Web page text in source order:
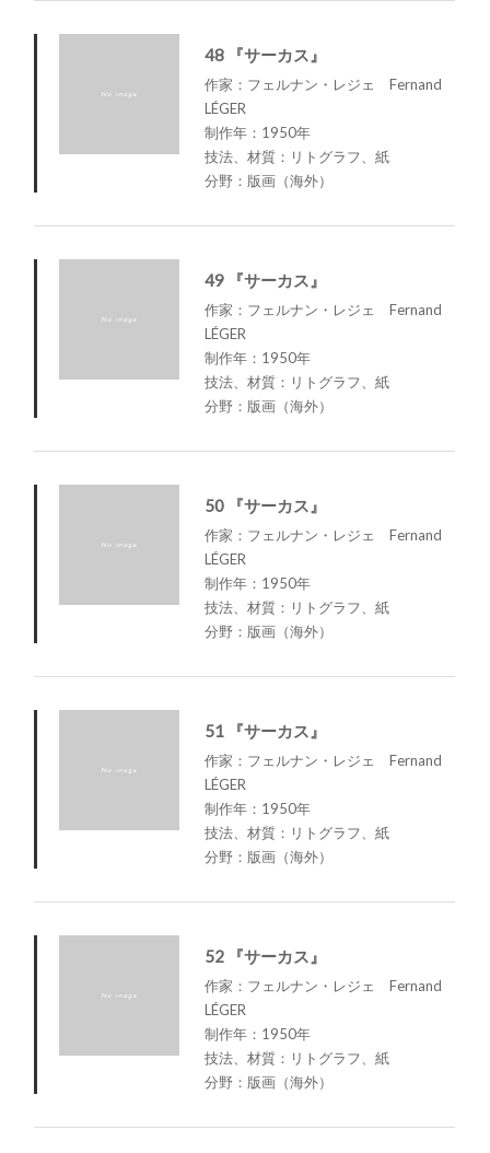
48 『サーカス』
作家：フェルナン・レジェ Fernand
LÉGER
制作年：1950年
技法、材質：リトグラフ、紙
分野：版画（海外）
49 『サーカス』
作家：フェルナン・レジェ Fernand
LÉGER
制作年：1950年
技法、材質：リトグラフ、紙
分野：版画（海外）
50 『サーカス』
作家：フェルナン・レジェ Fernand
LÉGER
制作年：1950年
技法、材質：リトグラフ、紙
分野：版画（海外）
51 『サーカス』
作家：フェルナン・レジェ Fernand
LÉGER
制作年：1950年
技法、材質：リトグラフ、紙
分野：版画（海外）
52 『サーカス』
作家：フェルナン・レジェ Fernand
LÉGER
制作年：1950年
技法、材質：リトグラフ、紙
分野：版画（海外）